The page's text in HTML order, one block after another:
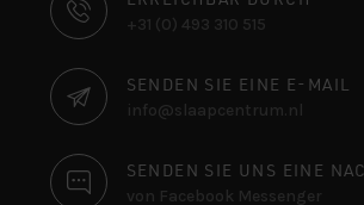
+31 (0) 493 310 515
SENDEN SIE EINE E-MAIL
info@slaapcentrum.nl
SENDEN SIE UNS EINE
von Facebook Messenger